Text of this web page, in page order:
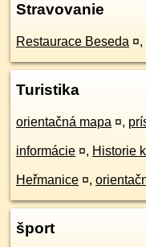
Stravovanie
Restaurace Beseda ¤,
Turistika
orientačná mapa ¤,
informácie ¤, Historie
Heřmanice ¤,
šport